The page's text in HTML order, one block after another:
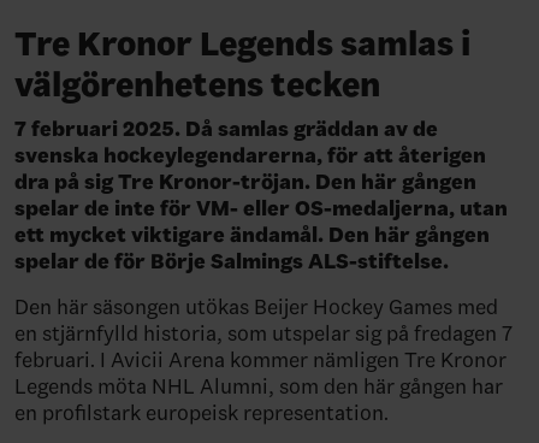
Tre Kronor Legends samlas i
välgörenhetens tecken
7 februari 2025. Då samlas gräddan av de
svenska hockeylegendarerna, för att återigen
dra på sig Tre Kronor-tröjan. Den här gången
spelar de inte för VM- eller OS-medaljerna, utan
ett mycket viktigare ändamål. Den här gången
spelar de för Börje Salmings ALS-stiftelse.
Den här säsongen utökas Beijer Hockey Games med
en stjärnfylld historia, som utspelar sig på fredagen 7
februari. I Avicii Arena kommer nämligen Tre Kronor
Legends möta NHL Alumni, som den här gången har
en profilstark europeisk representation.